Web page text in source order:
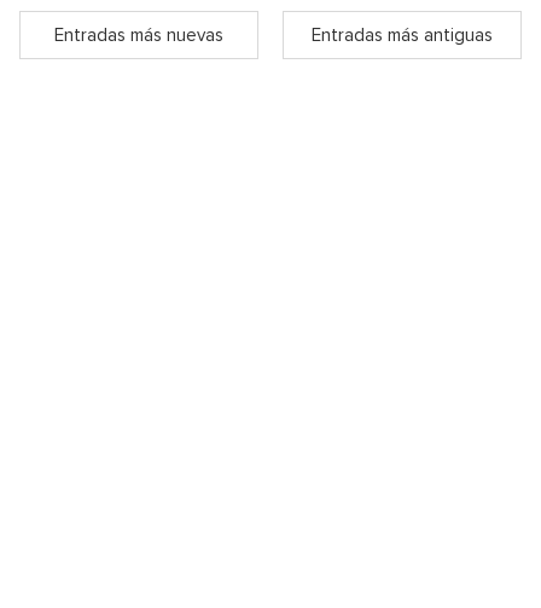
Entradas más nuevas Entradas más antiguas